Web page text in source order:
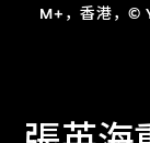
M+，香港，©
关于M+
探索世界
文化藏品